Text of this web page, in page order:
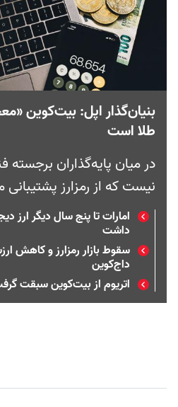
بنیان‌گذار اپل: بیت‌کوین
طلا است
در میان پایه‌گذاران برجسته
نیست که از رمزارز پشتیبانی
امارات تا پنج سال دیگر ارز
داشت
سقوط بازار رمزارز و کاهش
داج‌کوین
اتریوم از بیت‌کوین سبقت